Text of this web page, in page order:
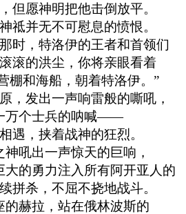
但愿神明把他击倒放平。
祗并无不可慰息的愤恨。
时，特洛伊的王者和首领们
滚的洪尘，你将亲眼看着
棚和海船，朝着特洛伊。”
，发出一声响雷般的嘶吼，
万个士兵的呐喊——
遇，挟着战神的狂烈。
吼出一声惊天的巨响，
大的勇力注入所有阿开亚人的
拼杀，不屈不挠地战斗。
的赫拉，站在俄林波斯的